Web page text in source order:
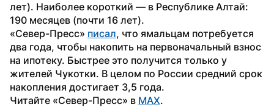
лет). Наиболее короткий — в Республике Алтай:
190 месяцев (почти 16 лет).
«Север-Пресс» писал, что ямальцам потребуется
два года, чтобы накопить на первоначальный взнос
на ипотеку. Быстрее это получится только у
жителей Чукотки. В целом по России средний срок
накопления достигает 3,5 года.
Читайте «Север-Пресс» в MAX.